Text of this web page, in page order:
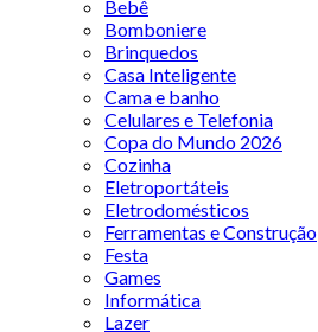
Bebê
Bomboniere
Brinquedos
Casa Inteligente
Cama e banho
Celulares e Telefonia
Copa do Mundo 2026
Cozinha
Eletroportáteis
Eletrodomésticos
Ferramentas e Construção
Festa
Games
Informática
Lazer